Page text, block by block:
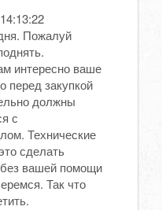
Пожалуй
интересно ваше
перед закупкой
должны
с
Технические
сделать
вашей помощи
Так что